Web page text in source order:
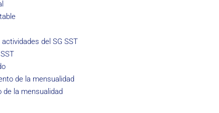
del SG SST
de la mensualidad
de la mensualidad